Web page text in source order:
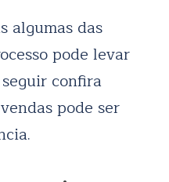
algumas das
pode levar
confira
pode ser